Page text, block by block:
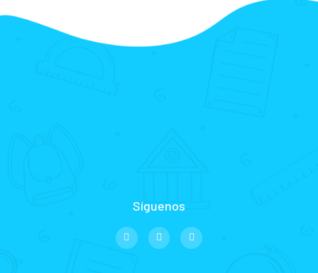
Síguenos